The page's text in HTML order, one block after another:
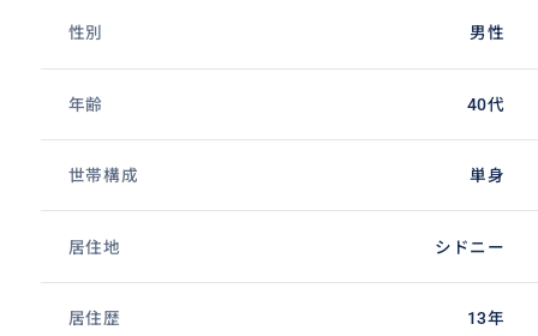
性別 男性
年齢 40代
世帯構成 単身
居住地 シドニー
居住歴 13年